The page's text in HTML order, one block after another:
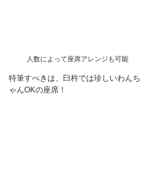
人数によって座席アレンジも可能
特筆すべきは、臼杵では珍しいわんち
ゃんOKの座席！